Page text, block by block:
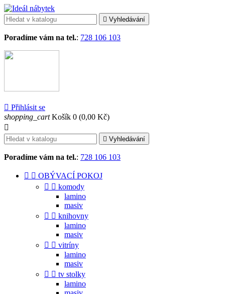
 Vyhledávání
Poradíme vám na tel.: 728 106 103
 Přihlásit se
shopping_cart Košík 0 (0,00 Kč)

 Vyhledávání
Poradíme vám na tel.: 728 106 103
  OBÝVACÍ POKOJ
  komody
lamino
masiv
  knihovny
lamino
masiv
  vitríny
lamino
masiv
  tv stolky
lamino